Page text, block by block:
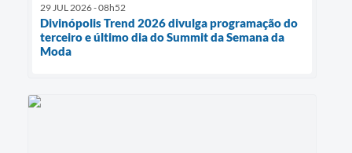
29 JUL 2026 - 08h52
Divinópolis Trend 2026 divulga programação do
terceiro e último dia do Summit da Semana da
Moda